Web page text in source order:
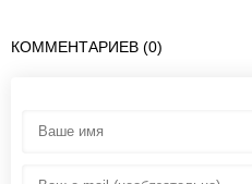
КОММЕНТАРИЕВ (0)